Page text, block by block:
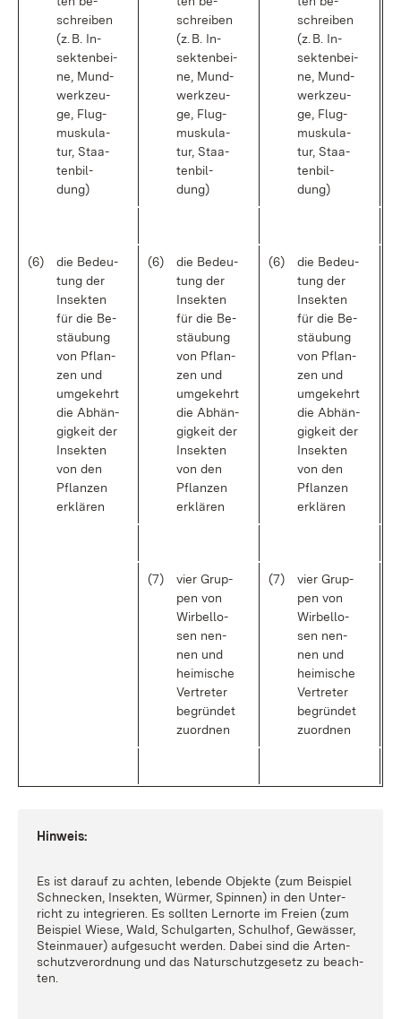
schrei­ben
(z. B. In­
sek­ten­bei­
ne, Mund­
werk­zeu­
ge, Flug­
mus­ku­la­
tur, Staa­
ten­bil­
dung)
schrei­ben
(z. B. In­
sek­ten­bei­
ne, Mund­
werk­zeu­
ge, Flug­
mus­ku­la­
tur, Staa­
ten­bil­
dung)
schrei­ben
(z. B. In­
sek­ten­bei­
ne, Mund­
werk­zeu­
ge, Flug­
mus­ku­la­
tur, Staa­
ten­bil­
dung)
(6)
die Be­deu­
tung der
In­sek­ten
für die Be­
stäu­bung
von Pflan­
zen und
um­ge­kehrt
die Ab­hän­
gig­keit der
In­sek­ten
von den
Pflan­zen
er­klä­ren
(6)
die Be­deu­
tung der
In­sek­ten
für die Be­
stäu­bung
von Pflan­
zen und
um­ge­kehrt
die Ab­hän­
gig­keit der
In­sek­ten
von den
Pflan­zen
er­klä­ren
(6)
die Be­deu­
tung der
In­sek­ten
für die Be­
stäu­bung
von Pflan­
zen und
um­ge­kehrt
die Ab­hän­
gig­keit der
In­sek­ten
von den
Pflan­zen
er­klä­ren
(7)
vier Grup­
pen von
Wir­bel­lo­
sen nen­
nen und
hei­mi­sche
Ver­tre­ter
be­grün­det
zu­ord­nen
(7)
vier Grup­
pen von
Wir­bel­lo­
sen nen­
nen und
hei­mi­sche
Ver­tre­ter
be­grün­det
zu­ord­nen
Hin­weis:
Es ist dar­auf zu ach­ten, le­ben­de Ob­jek­te (zum Bei­spiel
Schne­cken, In­sek­ten, Wür­mer, Spin­nen) in den Un­ter­
richt zu in­te­grie­ren. Es soll­ten Lern­or­te im Frei­en (zum
Bei­spiel Wie­se, Wald, Schul­gar­ten, Schul­hof, Ge­wäs­ser,
Stein­mau­er) auf­ge­sucht wer­den. Da­bei sind die Ar­ten­
schutz­ver­ord­nung und das Na­tur­schutz­ge­setz zu be­ach­
ten.